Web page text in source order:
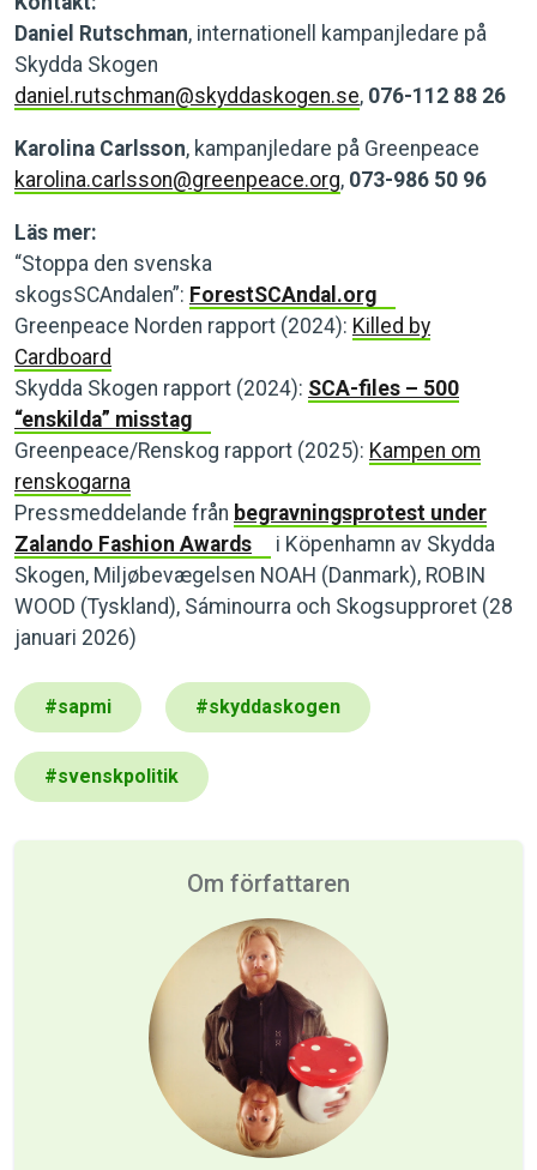
Daniel Rutschman, internationell kampanjledare på
Skydda Skogen
daniel.rutschman@skyddaskogen.se, 076-112 88 26
Karolina Carlsson, kampanjledare på Greenpeace
karolina.carlsson@greenpeace.org, 073-986 50 96
Läs mer:
“Stoppa den svenska
skogsSCAndalen”: ForestSCAndal.org
Greenpeace Norden rapport (2024): Killed by
Cardboard
Skydda Skogen rapport (2024): SCA-files – 500
“enskilda” misstag
Greenpeace/Renskog rapport (2025): Kampen om
renskogarna
Pressmeddelande från begravningsprotest under
Zalando Fashion Awards
i Köpenhamn av Skydda
Skogen, Miljøbevægelsen NOAH (Danmark), ROBIN
WOOD (Tyskland), Sáminourra och Skogsupproret (28
januari 2026)
#sapmi #skyddaskogen
#svenskpolitik
Om författaren